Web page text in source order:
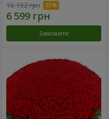
10 152 грн
Замовити